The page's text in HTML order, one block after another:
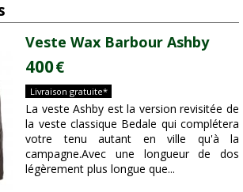
Veste Wax Barbour Ashby
400€
Livraison gratuite*
La veste Ashby est la version revisitée de
la veste classique Bedale qui complétera
votre tenu autant en ville qu'à la
campagne.Avec une longueur de dos
légèrement plus longue que...